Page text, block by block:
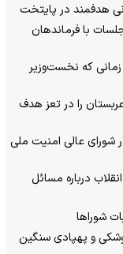
هدفمند در پایتخت
با فرماندهان
تا زمانی که نخست‌وزیر
را در تعز هدف
شورای عالی امنیت ملی
درباره مسائل
شوراها
و پهپادی سنگین